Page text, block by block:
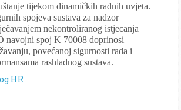
tijekom dinamičkih radnih uvjeta.
spojeva sustava za nadzor
nekontroliranog istjecanja
navojni spoj K 70008 doprinosi
povećanoj sigurnosti rada i
rashladnog sustava.
HR